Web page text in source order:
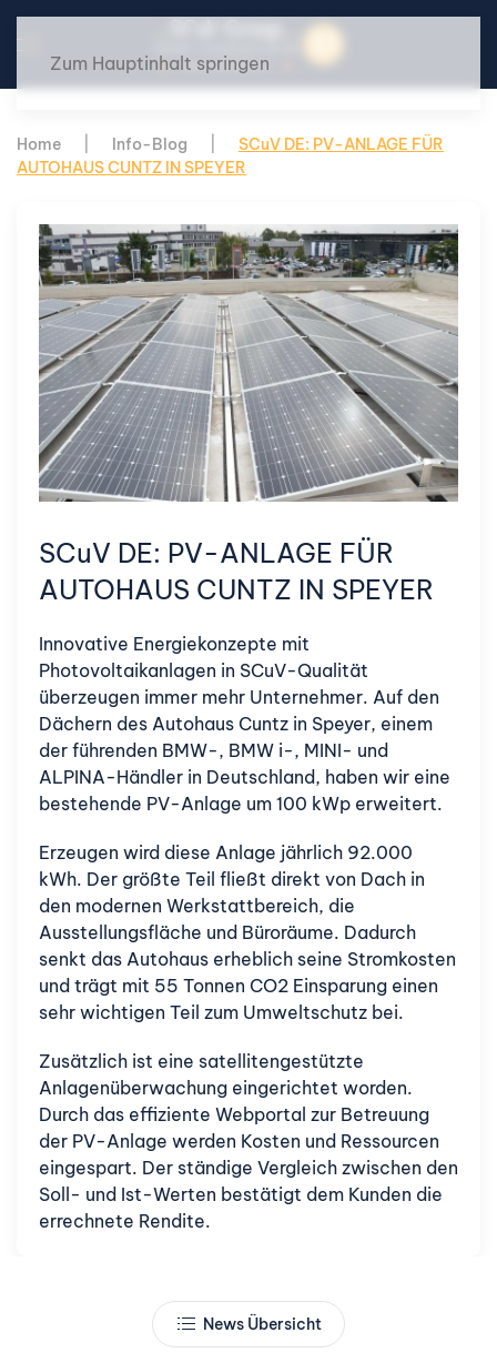
Zum Hauptinhalt springen
Home Info-Blog
SCuV DE: PV-ANLAGE FÜR
AUTOHAUS CUNTZ IN SPEYER
SCuV DE: PV-ANLAGE FÜR
AUTOHAUS CUNTZ IN SPEYER
Innovative Energiekonzepte mit
Photovoltaikanlagen in SCuV-Qualität
überzeugen immer mehr Unternehmer. Auf den
Dächern des Autohaus Cuntz in Speyer, einem
der führenden BMW-, BMW i-, MINI- und
ALPINA-Händler in Deutschland, haben wir eine
bestehende PV-Anlage um 100 kWp erweitert.
Erzeugen wird diese Anlage jährlich 92.000
kWh. Der größte Teil fließt direkt von Dach in
den modernen Werkstattbereich, die
Ausstellungsfläche und Büroräume. Dadurch
senkt das Autohaus erheblich seine Stromkosten
und trägt mit 55 Tonnen CO2 Einsparung einen
sehr wichtigen Teil zum Umweltschutz bei.
Zusätzlich ist eine satellitengestützte
Anlagenüberwachung eingerichtet worden.
Durch das effiziente Webportal zur Betreuung
der PV-Anlage werden Kosten und Ressourcen
eingespart. Der ständige Vergleich zwischen den
Soll- und Ist-Werten bestätigt dem Kunden die
errechnete Rendite.
News Übersicht